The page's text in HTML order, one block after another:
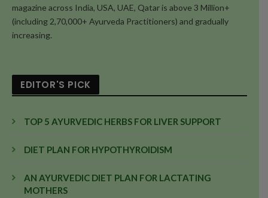
magazine across India, USA, UAE, Qatar is above 3 Million+
(including 2,70,000+ Ayurveda Practitioners) and gradually
increasing.
EDITOR'S PICK
TOP 5 AYURVEDIC HERBS FOR LIVER SUPPORT
DIET PLAN FOR HYPOTHYROIDISM
AN AYURVEDIC DIET PLAN FOR LACTATING
MOTHERS